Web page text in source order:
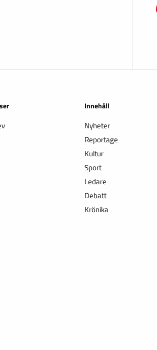
Innehåll
Nyheter
Reportage
Kultur
Sport
Ledare
Debatt
Krönika